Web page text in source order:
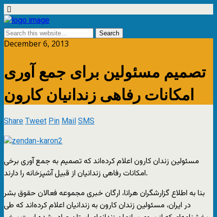
December 6, 2013
تصمیم مسئولین برای جمع آوری
امکانات رفاهی زندانیان کارون
ShareTweetPinMailSMS
مسئولین زندان کارون اعلام کرده‌اند که تصمیم به جمع آوری برخی
امکانات رفاهی زندانیان از قبیل آشپزخانه را دارند.
بنا به اطلاع گزارشگران هرانا، ارگان خبری مجموعه فعالان حقوق بشر
در ایران، مسئولین زندان کارون به زندانیان اعلام کرده‌اند که طی